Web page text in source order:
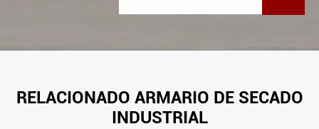
RELACIONADO ARMARIO DE SECADO
INDUSTRIAL